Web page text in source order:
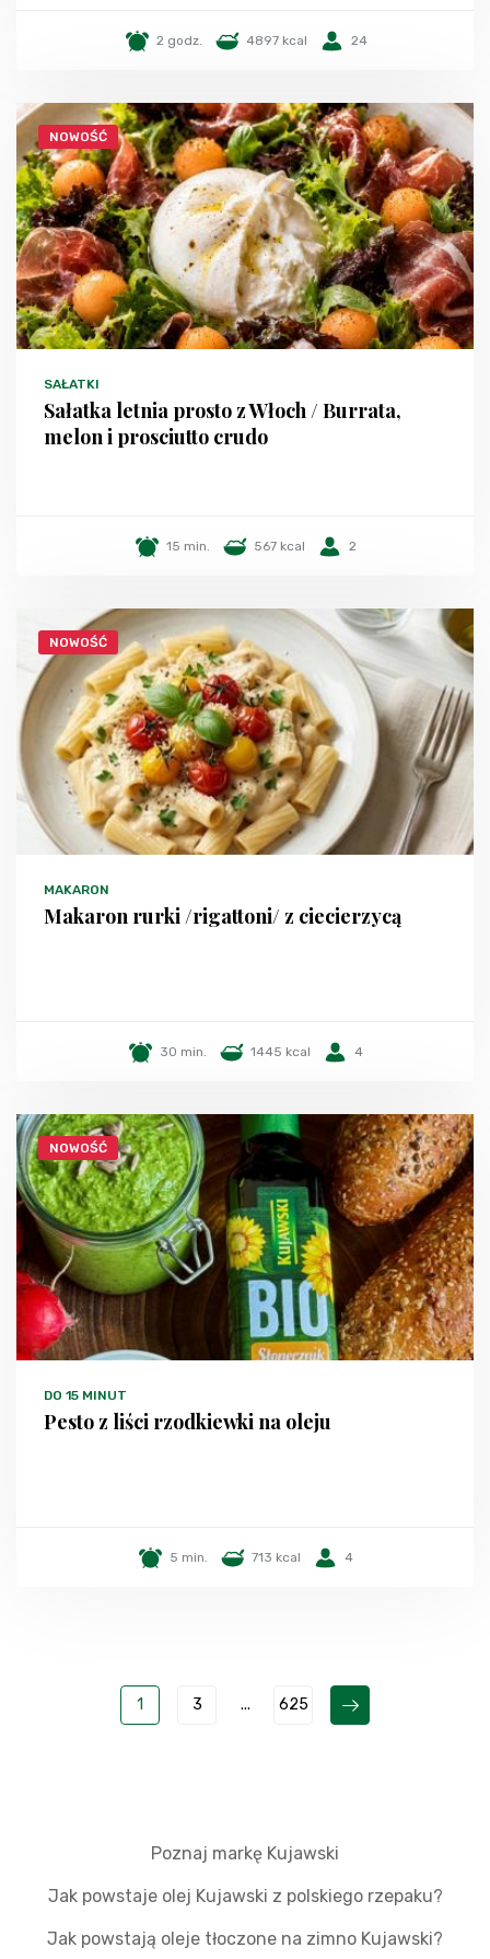
2 godz. 4897 kcal 24
NOWOŚĆ
SAŁATKI
Sałatka letnia prosto z Włoch / Burrata,
melon i prosciutto crudo
15 min. 567 kcal 2
NOWOŚĆ
MAKARON
Makaron rurki /rigattoni/ z ciecierzycą
30 min. 1445 kcal 4
NOWOŚĆ
DO 15 MINUT
Pesto z liści rzodkiewki na oleju
5 min. 713 kcal 4
1 3 ... 625
Poznaj markę Kujawski
Jak powstaje olej Kujawski z polskiego rzepaku?
Jak powstają oleje tłoczone na zimno Kujawski?